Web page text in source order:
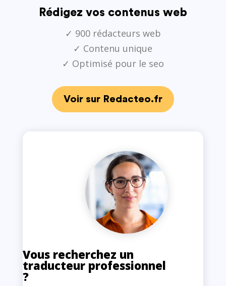
Rédigez vos contenus web
✓ 900 rédacteurs web
✓ Contenu unique
✓ Optimisé pour le seo
Voir sur Redacteo.fr
Vous recherchez un
traducteur professionnel
?